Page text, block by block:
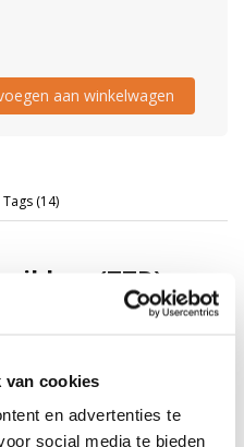
van cookies
en advertenties te
social media te bieden
aan winkelwagen
Tags (14)
(TTR)
resin voor